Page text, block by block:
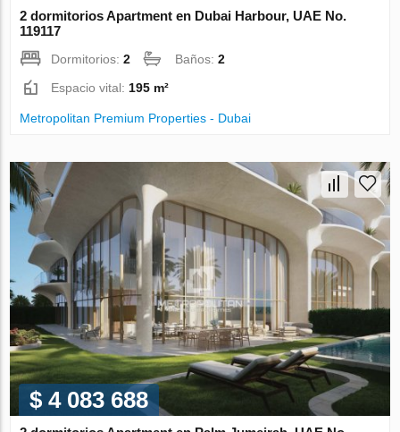
2 dormitorios Apartment en Dubai Harbour, UAE No.
119117
Dormitorios:2 Baños:2
Espacio vital: 195 m²
Metropolitan Premium Properties - Dubai
$ 4 083 688